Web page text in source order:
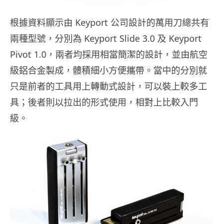
根據資料顯示由 Keyport 公司設計的萬用刀總共有
兩種型號，分別為 Keyport Slide 3.0 及 Keyport
Pivot 1.0，兩者均採用相當簡潔的設計，並由航空
級鋁合金製成，體積細小方便攜帶。當中的分別就
只是前者的工具用上轉動式設計，可以裝上較多工
具；後者則以拉出的形式使用，相對上比較入門
級。